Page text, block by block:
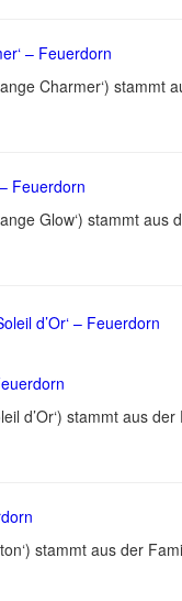
– Feuerdorn
Charmer‘)
Feuerdorn
Glow‘) stammt
d’Or‘) stammt aus
stammt aus der